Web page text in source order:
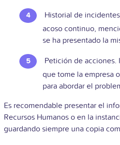
Historial de
acoso continuo,
se ha presentado la
Petición de acciones.
que tome la empresa
para abordar el
Es recomendable presentar el
Recursos Humanos o en la
guardando siempre una copia